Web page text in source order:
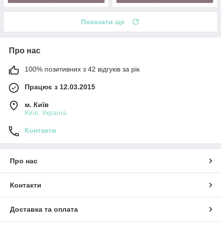
Показати ще
Про нас
100% позитивних з 42 відгуків за рік
Працює з 12.03.2015
м. Київ
Київ, Україна
Контакти
Про нас
Контакти
Доставка та оплата